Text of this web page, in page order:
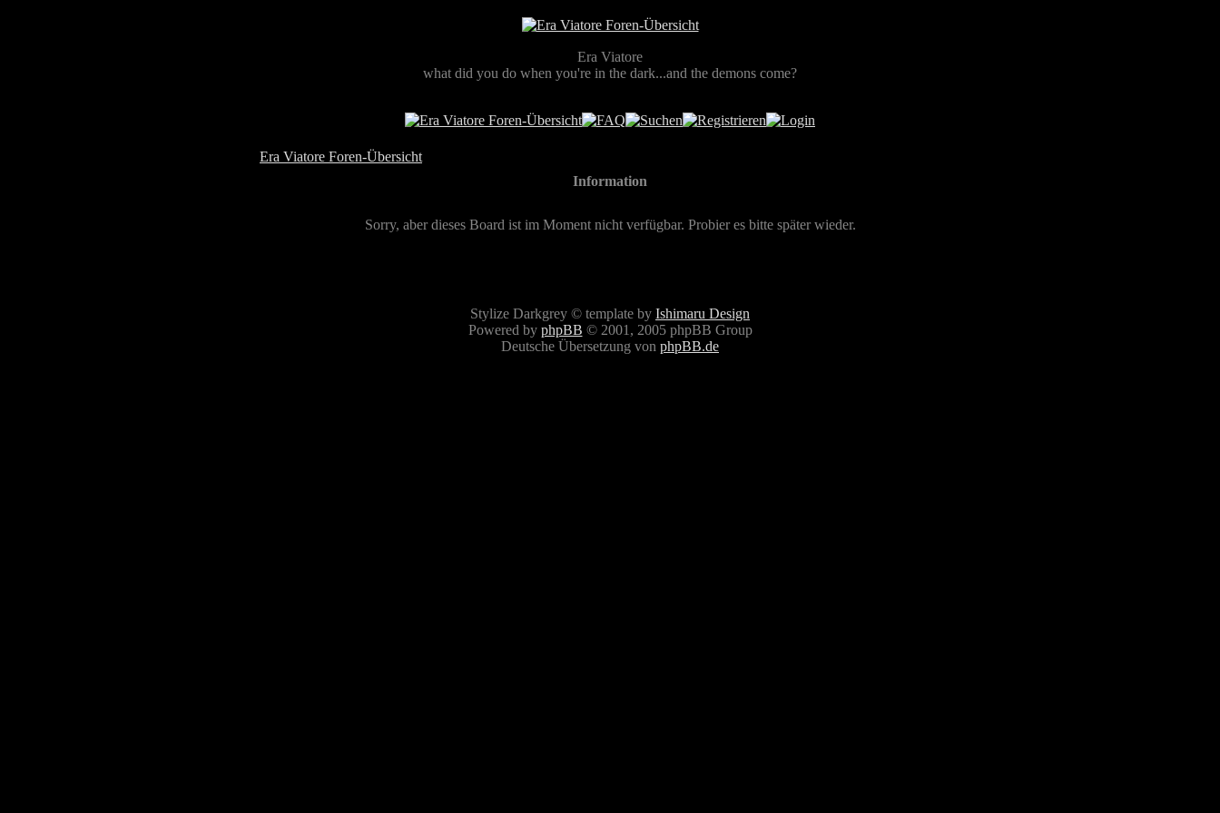
Era Viatore
what did you do when you're in the dark...and the demons come?
Era Viatore Foren-Übersicht
Information
Sorry, aber dieses Board ist im Moment nicht verfügbar. Probier es bitte später wieder.
Stylize Darkgrey © template by Ishimaru Design
Powered by phpBB © 2001, 2005 phpBB Group
Deutsche Übersetzung von phpBB.de